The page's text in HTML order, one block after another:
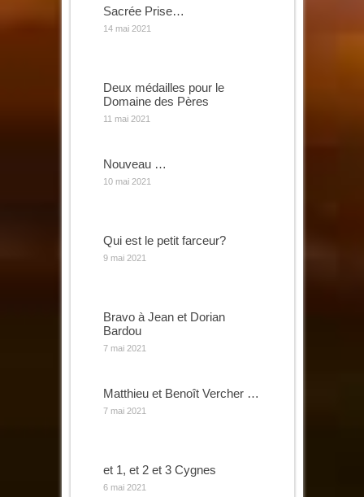
Sacrée Prise…
14 mai 2021
Deux médailles pour le
Domaine des Pères
11 mai 2021
Nouveau …
10 mai 2021
Qui est le petit farceur?
9 mai 2021
Bravo à Jean et Dorian
Bardou
7 mai 2021
Matthieu et Benoît Vercher …
7 mai 2021
et 1, et 2 et 3 Cygnes
6 mai 2021